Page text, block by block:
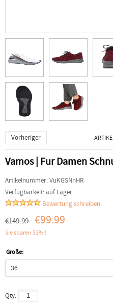
Vorheriger
Vamos | Fur Damen
Artikelnummer:VuKGSNnHR
Verfügbarkeit:auf Lager
Bewertung schreiben
€149.99 €99.99
Sie sparen 33% !
Größe:
Qty: